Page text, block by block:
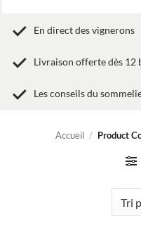
En direct des vignerons
Livraison offerte dès 12
Les conseils du
Accueil / Product